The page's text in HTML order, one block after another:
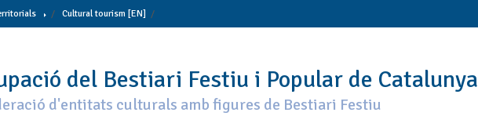
Cultural tourism [EN]
del Bestiari Festiu i Popular de Catalunya
d'entitats culturals amb figures de Bestiari Festiu